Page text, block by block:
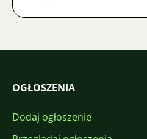
OGŁOSZENIA
Dodaj ogłoszenie